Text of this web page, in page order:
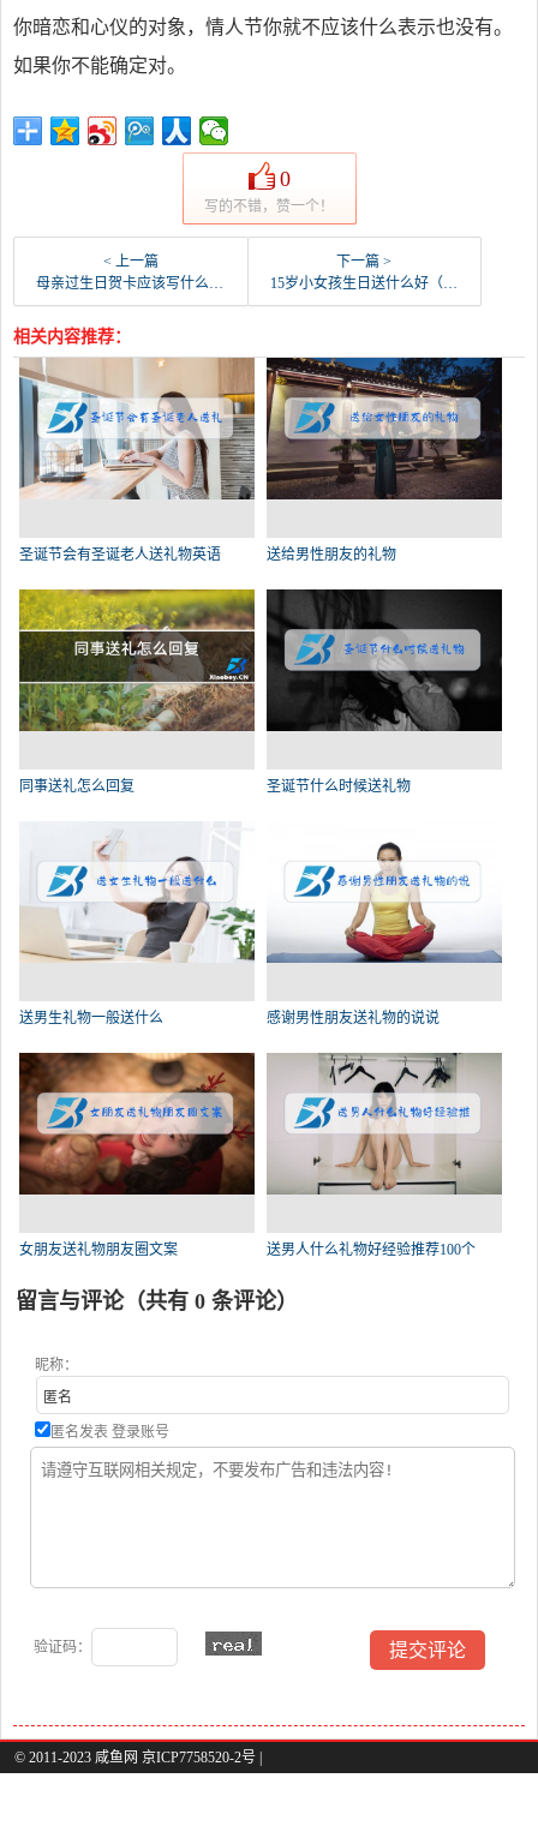
你暗恋和心仪的对象，情人节你就不应该什么表示也没有。
如果你不能确定对。
0
写的不错，赞一个！
< 上一篇
母亲过生日贺卡应该写什么（母亲节贺卡上面写什么）
下一篇 >
15岁小女孩生日送什么好（十五六的小姑娘喜欢啥礼物）
相关内容推荐：
圣诞节会有圣诞老人送礼物英语 送给男性朋友的礼物
同事送礼怎么回复 圣诞节什么时候送礼物
送男生礼物一般送什么 感谢男性朋友送礼物的说说
女朋友送礼物朋友圈文案 送男人什么礼物好经验推荐100个
留言与评论（共有 0 条评论）
昵称：
匿名发表 登录账号
验证码：
© 2011-2023 咸鱼网 京ICP7758520-2号 |